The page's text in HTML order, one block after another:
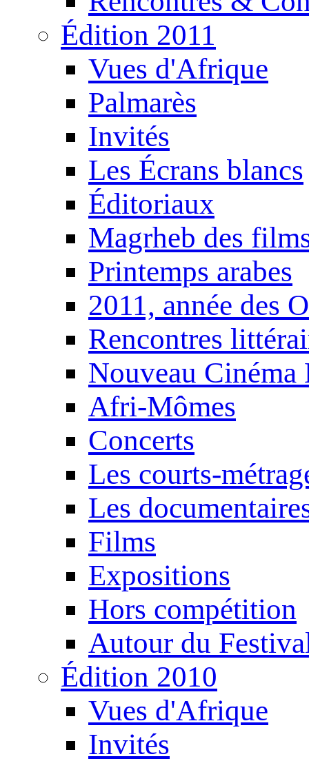
Édition 2011
Vues d'Afrique
Palmarès
Invités
Les Écrans blancs
Éditoriaux
Magrheb des
Printemps arabes
2011, année des
Rencontres
Nouveau Cinéma
Afri-Mômes
Concerts
Les courts-
Les
Films
Expositions
Hors compétition
Autour du
Édition 2010
Vues d'Afrique
Invités